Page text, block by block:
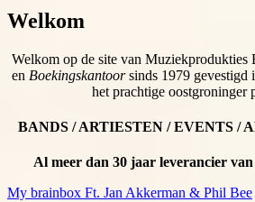
Welkom
Welkom op de site van Muziekprodukties
en Boekingskantoorsinds 1979 gevestigd
het prachtige oostgroninger
BANDS / ARTIESTEN / EVENTS /
Al meer dan 30 jaar leverancier
My brainbox Ft. Jan Akkerman & Phil Bee